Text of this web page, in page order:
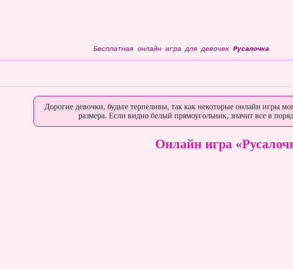
Бесплатная онлайн игра для девочек Русалочка
Дорогие девочки, будьте терпеливы, так как некоторые онлайн игры
размера. Если видно белый прямоугольник, значит все в
Онлайн игра